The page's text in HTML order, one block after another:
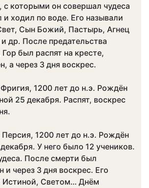
с которыми он совершал чудеса
и ходил по воде. Его называли
Сын Божий, Пастырь, Агнец
др. После предательства
был распят на кресте,
а через 3 дня воскрес.
1200 лет до н.э. Рождён
25 декабря. Распят, воскрес
1200 лет до н.э. Рождён
У него было 12 учеников.
После смерти был
и через 3 дня воскрес. Его
Истиной, Светом… Днём